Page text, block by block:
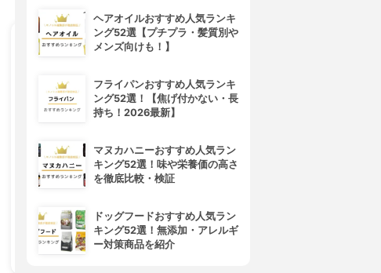
4位
セブンデイズ アイブロウティ
ント
3.84(2)
¥930
書き足し眉ティントSV
ヘアオイルおすすめ人気ランキ
ング52選【プチプラ・髪質別や
メンズ向けも！】
フライパンおすすめ人気ランキ
ング52選！【焦げ付かない・長
持ち！2026最新】
マヌカハニーおすすめ人気ラン
キング52選！味や栄養価の高さ
を徹底比較・検証
ドッグフードおすすめ人気ラン
キング52選！無添加・アレルギ
ー対策商品を紹介